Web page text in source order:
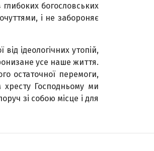
богословських
і не забороняє
ідеологічних утопій,
усе наше життя.
остаточної перемоги,
Господньому ми
зі собою місце і для